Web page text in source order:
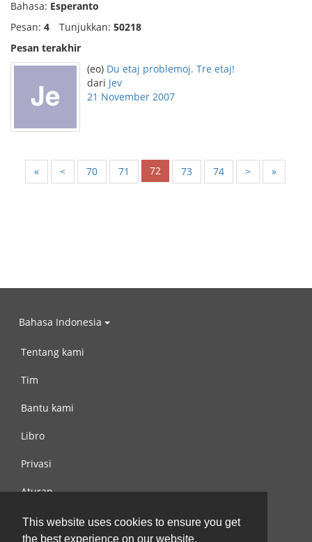
This website uses cookies to ensure you get
the best experience on our website.
Bahasa: Esperanto
Pesan: 4 Tunjukkan: 50218
Pesan terakhir
(eo) Du etaj problemoj. Tre etaj!
dari Jev
21 November 2007
« < 70 71 72 73 74 > »
Bahasa Indonesia
Tentang kami
Tim
Bantu kami
Libro
Privasi
Aturan
Hubungi kami